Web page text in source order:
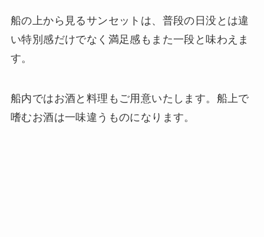
船の上から見るサンセットは、普段の日没とは違
い特別感だけでなく満足感もまた一段と味わえま
す。
船内ではお酒と料理もご用意いたします。船上で
嗜むお酒は一味違うものになります。